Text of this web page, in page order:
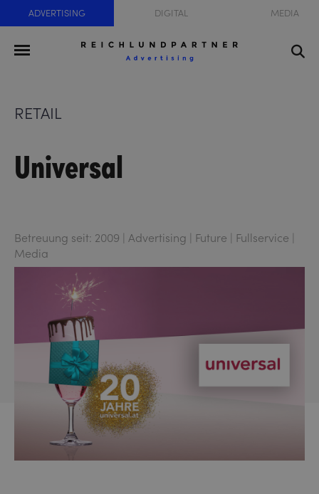
ADVERTISING DIGITAL MEDIA
RETAIL
Universal
Betreuung seit: 2009 | Advertising | Future | Fullservice |
Media